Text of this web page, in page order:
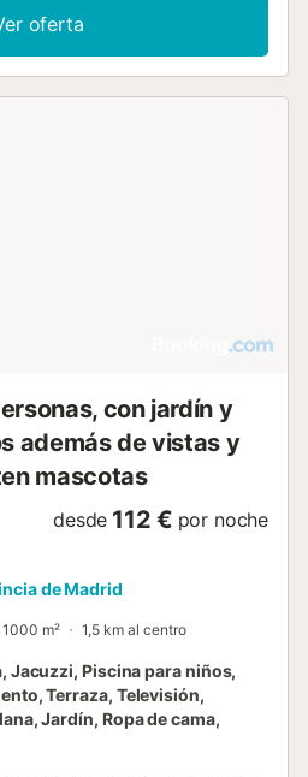
servicio de conserjería 24/7,
chef privado, desayunos,
al aeropuerto. ¡Reserva ya tu
de calidad homologados.
Disfruta de un jardín y piscina
un ambiente mágico. Siente la
l...
oferta
con jardín y
además de vistas y
mascotas
desde 112 € por noche
de Madrid
1000 m² 1,5 km al centro
Jacuzzi, Piscina para niños,
Terraza, Televisión,
Jardín, Ropa de cama,